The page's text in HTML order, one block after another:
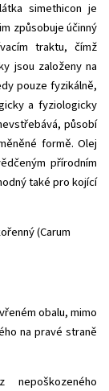
simethicon je
způsobuje účinný
traktu, čímž
jsou založeny na
pouze fyzikálně,
a fyziologicky
působí
formě. Olej
přírodním
také pro kojící
(Carum
obalu, mimo
na pravé straně